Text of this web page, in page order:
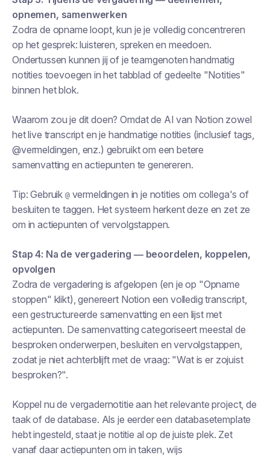
opnemen, samenwerken
Zodra de opname loopt, kun je je volledig concentreren
op het gesprek: luisteren, spreken en meedoen.
Ondertussen kunnen jij of je teamgenoten handmatig
notities toevoegen in het tabblad of gedeelte "Notities"
binnen het blok.
Waarom zou je dit doen? Omdat de AI van Notion zowel
het live transcript en je handmatige notities (inclusief tags,
@vermeldingen, enz.) gebruikt om een betere
samenvatting en actiepunten te genereren.
Tip: Gebruik @vermeldingen in je notities om collega's of
besluiten te taggen. Het systeem herkent deze en zet ze
om in actiepunten of vervolgstappen.
Stap 4: Na de vergadering — beoordelen, koppelen,
opvolgen
Zodra de vergadering is afgelopen (en je op "Opname
stoppen" klikt), genereert Notion een volledig transcript,
een gestructureerde samenvatting en een lijst met
actiepunten. De samenvatting categoriseert meestal de
besproken onderwerpen, besluiten en vervolgstappen,
zodat je niet achterblijft met de vraag: "Wat is er zojuist
besproken?".
Koppel nu de vergadernotitie aan het relevante project, de
taak of de database. Als je eerder een databasetemplate
hebt ingesteld, staat je notitie al op de juiste plek. Zet
vanaf daar actiepunten om in taken, wijs